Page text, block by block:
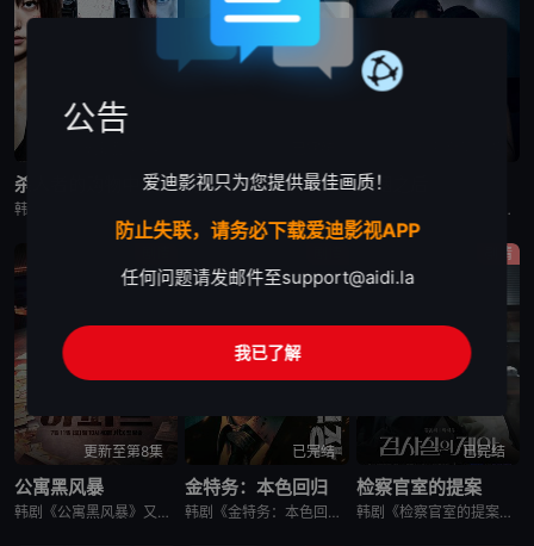
杀人者的购物中心2 秘密关系 婚姻之后
韩剧《婚姻之后》又名：婚姻的完成,The Husband,The Fulfillment of Marriage,결혼의 완성，讲述了：神经外科权威姜泰柱（南宫珉 饰）因为老婆高世允（李雪 饰）在提出
更新至第8集
公寓黑风暴
韩剧《公寓黑风暴》又名：公寓,The Apartment Job,아파트，讲述了：曾经的帮派老大急需现金，于是和有志成为律师的同伴合作，打算窃取住宅社区的储备基金，却意外揭开深藏的腐败真相。
已完结
金特务：本色回归
韩剧《金特务：本色回归》又名金部长,Agent Kim,김부장,金特务：本色回归，剧中主角金科长由苏志燮饰演。在剧中，金科长是敏智的父亲，也是一名朝鲜间谍。他被派去执行无数特别任务，包括17次朝鲜任务
剧情
已完结
检察官室的提案
韩剧《检察官室的提案》又名：检察官办公室的提议,检察官的提案(台),The Prosecutors Proposal,검사실의 제안，讲述了：改编自同名小说。一个是凶手的儿子，一个是受害者的儿子——一
公告
爱迪影视只为您提供最佳画质！
防止失联，请务必下载爱迪影视APP
任何问题请发邮件至support@aidi.la
我已了解